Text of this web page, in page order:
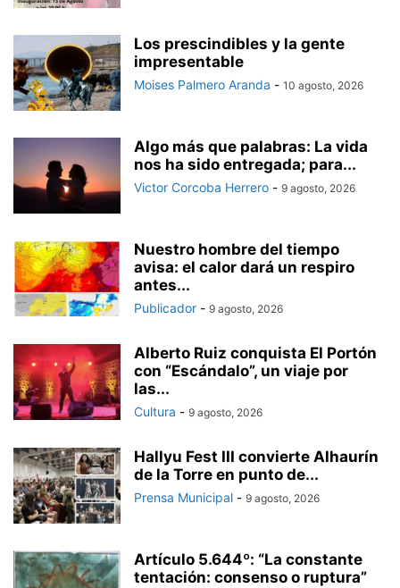
Los prescindibles y la gente
impresentable
Moises Palmero Aranda - 10 agosto, 2026
Algo más que palabras: La vida
nos ha sido entregada; para...
Victor Corcoba Herrero - 9 agosto, 2026
Nuestro hombre del tiempo
avisa: el calor dará un respiro
antes...
Publicador - 9 agosto, 2026
Alberto Ruiz conquista El Portón
con “Escándalo”, un viaje por
las...
Cultura - 9 agosto, 2026
Hallyu Fest III convierte Alhaurín
de la Torre en punto de...
Prensa Municipal - 9 agosto, 2026
Artículo 5.644º: “La constante
tentación: consenso o ruptura”